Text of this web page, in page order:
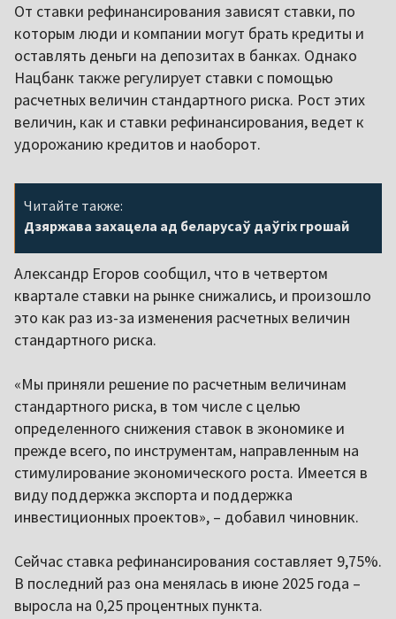
От ставки рефинансирования зависят ставки, по
которым люди и компании могут брать кредиты и
оставлять деньги на депозитах в банках. Однако
Нацбанк также регулирует ставки с помощью
расчетных величин стандартного риска. Рост этих
величин, как и ставки рефинансирования, ведет к
удорожанию кредитов и наоборот.
Читайте также:
Дзяржава захацела ад беларусаў даўгіх грошай
Александр Егоров сообщил, что в четвертом
квартале ставки на рынке снижались, и произошло
это как раз из-за изменения расчетных величин
стандартного риска.
«Мы приняли решение по расчетным величинам
стандартного риска, в том числе с целью
определенного снижения ставок в экономике и
прежде всего, по инструментам, направленным на
стимулирование экономического роста. Имеется в
виду поддержка экспорта и поддержка
инвестиционных проектов», – добавил чиновник.
Сейчас ставка рефинансирования составляет 9,75%.
В последний раз она менялась в июне 2025 года –
выросла на 0,25 процентных пункта.